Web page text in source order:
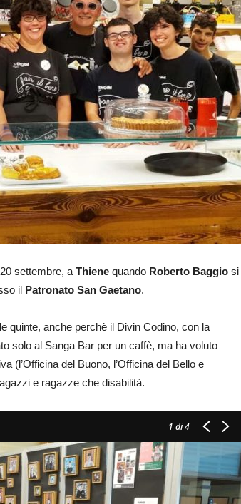
settembre, a Thiene quando Roberto Baggio si
il Patronato San Gaetano.
quinte, anche perchè il Divin Codino, con la
solo al Sanga Bar per un caffè, ma ha voluto
(l’Officina del Buono, l’Officina del Bello e
e ragazze che disabilità.
1 di 4